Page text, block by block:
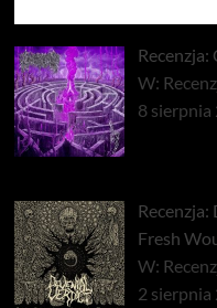
Recenzja:
W:
8 sierpnia
Fresh
W:
2 sierpnia